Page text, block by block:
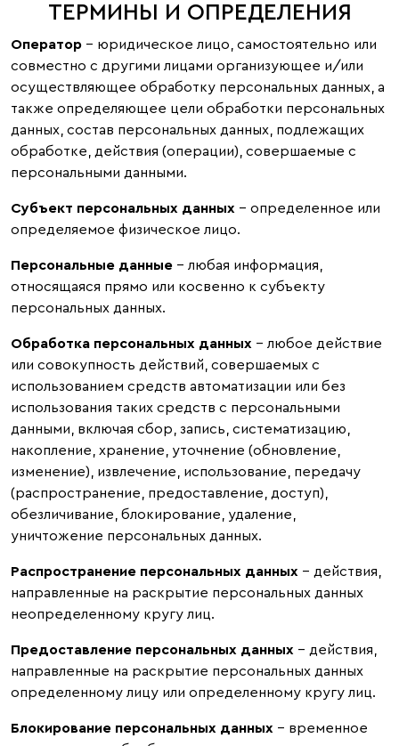
ТЕРМИНЫ И ОПРЕДЕЛЕНИЯ
Оператор – юридическое лицо, самостоятельно или
совместно с другими лицами организующее и/или
осуществляющее обработку персональных данных, а
также определяющее цели обработки персональных
данных, состав персональных данных, подлежащих
обработке, действия (операции), совершаемые с
персональными данными.
Субъект персональных данных – определенное или
определяемое физическое лицо.
Персональные данные – любая информация,
относящаяся прямо или косвенно к субъекту
персональных данных.
Обработка персональных данных – любое действие
или совокупность действий, совершаемых с
использованием средств автоматизации или без
использования таких средств с персональными
данными, включая сбор, запись, систематизацию,
накопление, хранение, уточнение (обновление,
изменение), извлечение, использование, передачу
(распространение, предоставление, доступ),
обезличивание, блокирование, удаление,
уничтожение персональных данных.
Распространение персональных данных – действия,
направленные на раскрытие персональных данных
неопределенному кругу лиц.
Предоставление персональных данных – действия,
направленные на раскрытие персональных данных
определенному лицу или определенному кругу лиц.
Блокирование персональных данных – временное